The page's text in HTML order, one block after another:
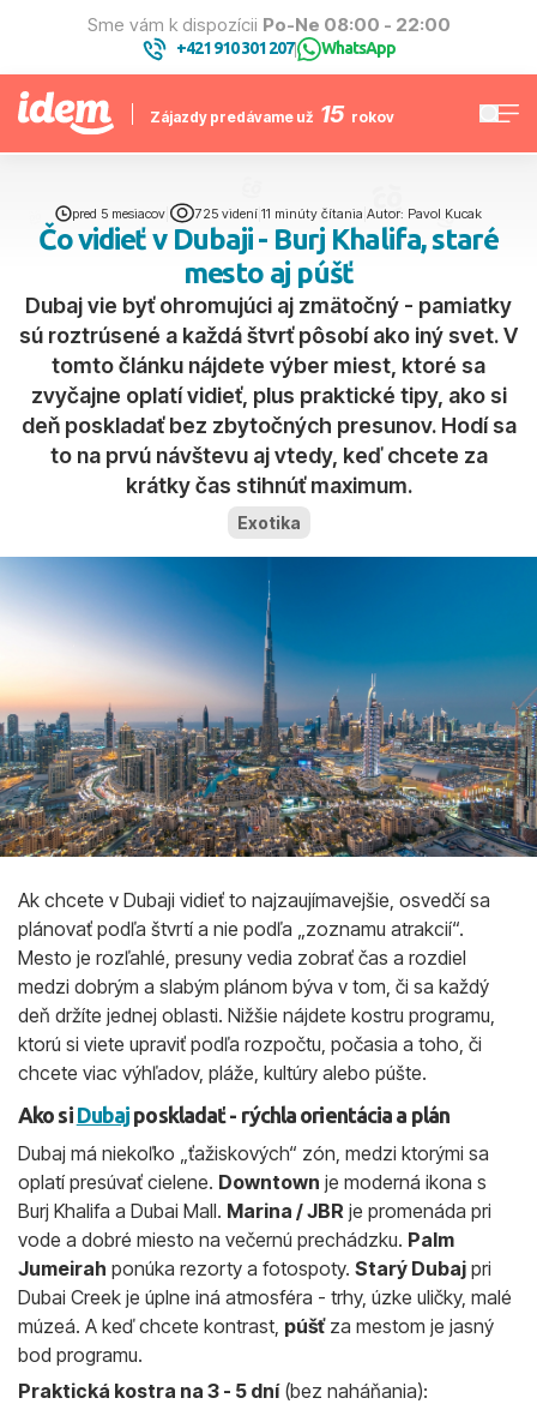
Sme vám k dispozícii Po-Ne 08:00 - 22:00
+421 910 301 207| WhatsApp
Zájazdy predávame už 15 rokov
pred 5 mesiacov 725 videní 11 minúty čítania Autor: Pavol Kucak
Čo vidieť v Dubaji - Burj Khalifa, staré
mesto aj púšť
Dubaj vie byť ohromujúci aj zmätočný - pamiatky
sú roztrúsené a každá štvrť pôsobí ako iný svet. V
tomto článku nájdete výber miest, ktoré sa
zvyčajne oplatí vidieť, plus praktické tipy, ako si
deň poskladať bez zbytočných presunov. Hodí sa
to na prvú návštevu aj vtedy, keď chcete za
krátky čas stihnúť maximum.
Exotika
Ak chcete v Dubaji vidieť to najzaujímavejšie, osvedčí sa
plánovať podľa štvrtí a nie podľa „zoznamu atrakcií“.
Mesto je rozľahlé, presuny vedia zobrať čas a rozdiel
medzi dobrým a slabým plánom býva v tom, či sa každý
deň držíte jednej oblasti. Nižšie nájdete kostru programu,
ktorú si viete upraviť podľa rozpočtu, počasia a toho, či
chcete viac výhľadov, pláže, kultúry alebo púšte.
Ako si Dubaj poskladať - rýchla orientácia a plán
Dubaj má niekoľko „ťažiskových“ zón, medzi ktorými sa
oplatí presúvať cielene. Downtown je moderná ikona s
Burj Khalifa a Dubai Mall. Marina / JBR je promenáda pri
vode a dobré miesto na večernú prechádzku. Palm
Jumeirah ponúka rezorty a fotospoty. Starý Dubaj pri
Dubai Creek je úplne iná atmosféra - trhy, úzke uličky, malé
múzeá. A keď chcete kontrast, púšťza mestom je jasný
bod programu.
Praktická kostra na 3 - 5 dní(bez naháňania):